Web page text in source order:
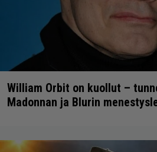
William Orbit on kuollut –
Madonnan ja Blurin